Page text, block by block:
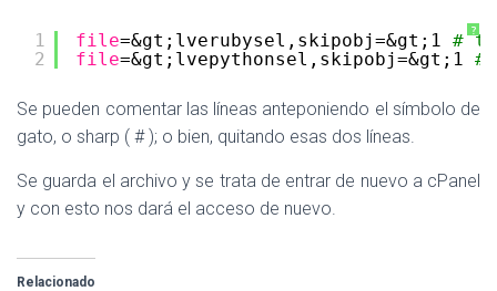
?
1
2
file=&gt;lverubysel,skipobj=&gt;1 #
file=&gt;lvepythonsel,skipobj=&gt;1 #
Se pueden comentar las líneas anteponiendo el símbolo de
gato, o sharp ( # ); o bien, quitando esas dos líneas.
Se guarda el archivo y se trata de entrar de nuevo a cPanel
y con esto nos dará el acceso de nuevo.
Relacionado